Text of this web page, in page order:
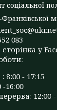
соціальної
Франківської
083
у
8:00 - 17:15
-16:00
12:00 -